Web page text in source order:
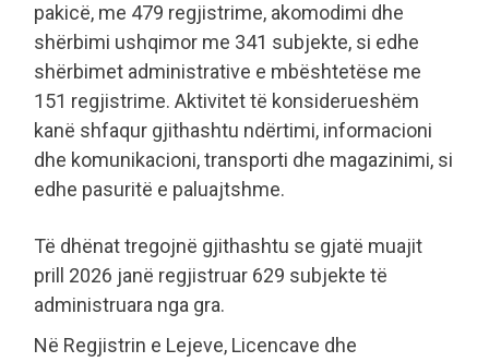
pakicë, me 479 regjistrime, akomodimi dhe
shërbimi ushqimor me 341 subjekte, si edhe
shërbimet administrative e mbështetëse me
151 regjistrime. Aktivitet të konsiderueshëm
kanë shfaqur gjithashtu ndërtimi, informacioni
dhe komunikacioni, transporti dhe magazinimi, si
edhe pasuritë e paluajtshme.
Të dhënat tregojnë gjithashtu se gjatë muajit
prill 2026 janë regjistruar 629 subjekte të
administruara nga gra.
Në Regjistrin e Lejeve, Licencave dhe